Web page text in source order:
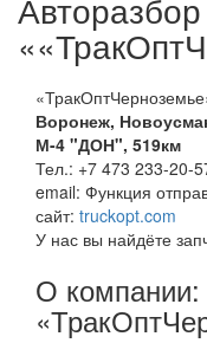
Авторазбор
Воронеж,
М-4 "ДОН", 519км
Тел.: +7 473 233-20-
email: Функция
сайт: truckopt.com
У нас вы найдёте
О компании: